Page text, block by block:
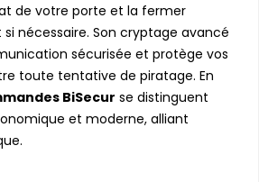
de votre porte et la fermer
nécessaire. Son cryptage avancé
sécurisée et protège vos
toute tentative de piratage. En
BiSecur se distinguent
et moderne, alliant